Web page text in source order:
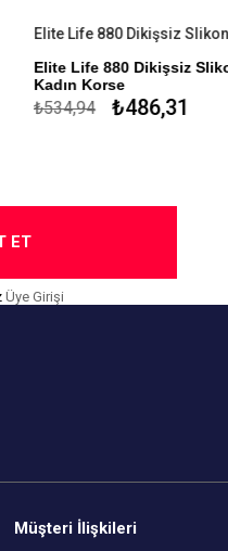
Elite Life 880 Dikişsiz
Kadın Korse
%85 Mikroelyaf Polyemid
Toparlayıcı
Antimicrobial
₺486,31
₺534,94
ET
Üye Girişi
Müşteri İlişkileri